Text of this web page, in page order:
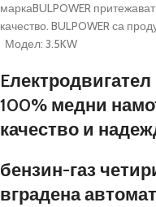
маркаBULPOWER
качество. BULPOWER са
Модел: 3.5KW
100% медни
качество и
бензин-газ
вградена